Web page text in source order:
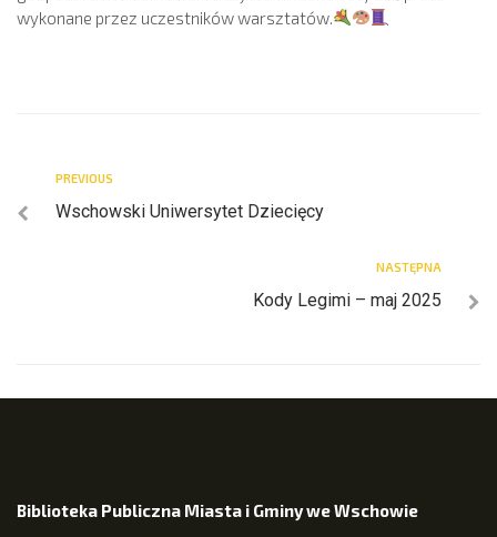
wykonane przez uczestników warsztatów.
PREVIOUS
Wschowski Uniwersytet Dziecięcy
NASTĘPNA
Kody Legimi – maj 2025
Biblioteka Publiczna Miasta i Gminy we Wschowie